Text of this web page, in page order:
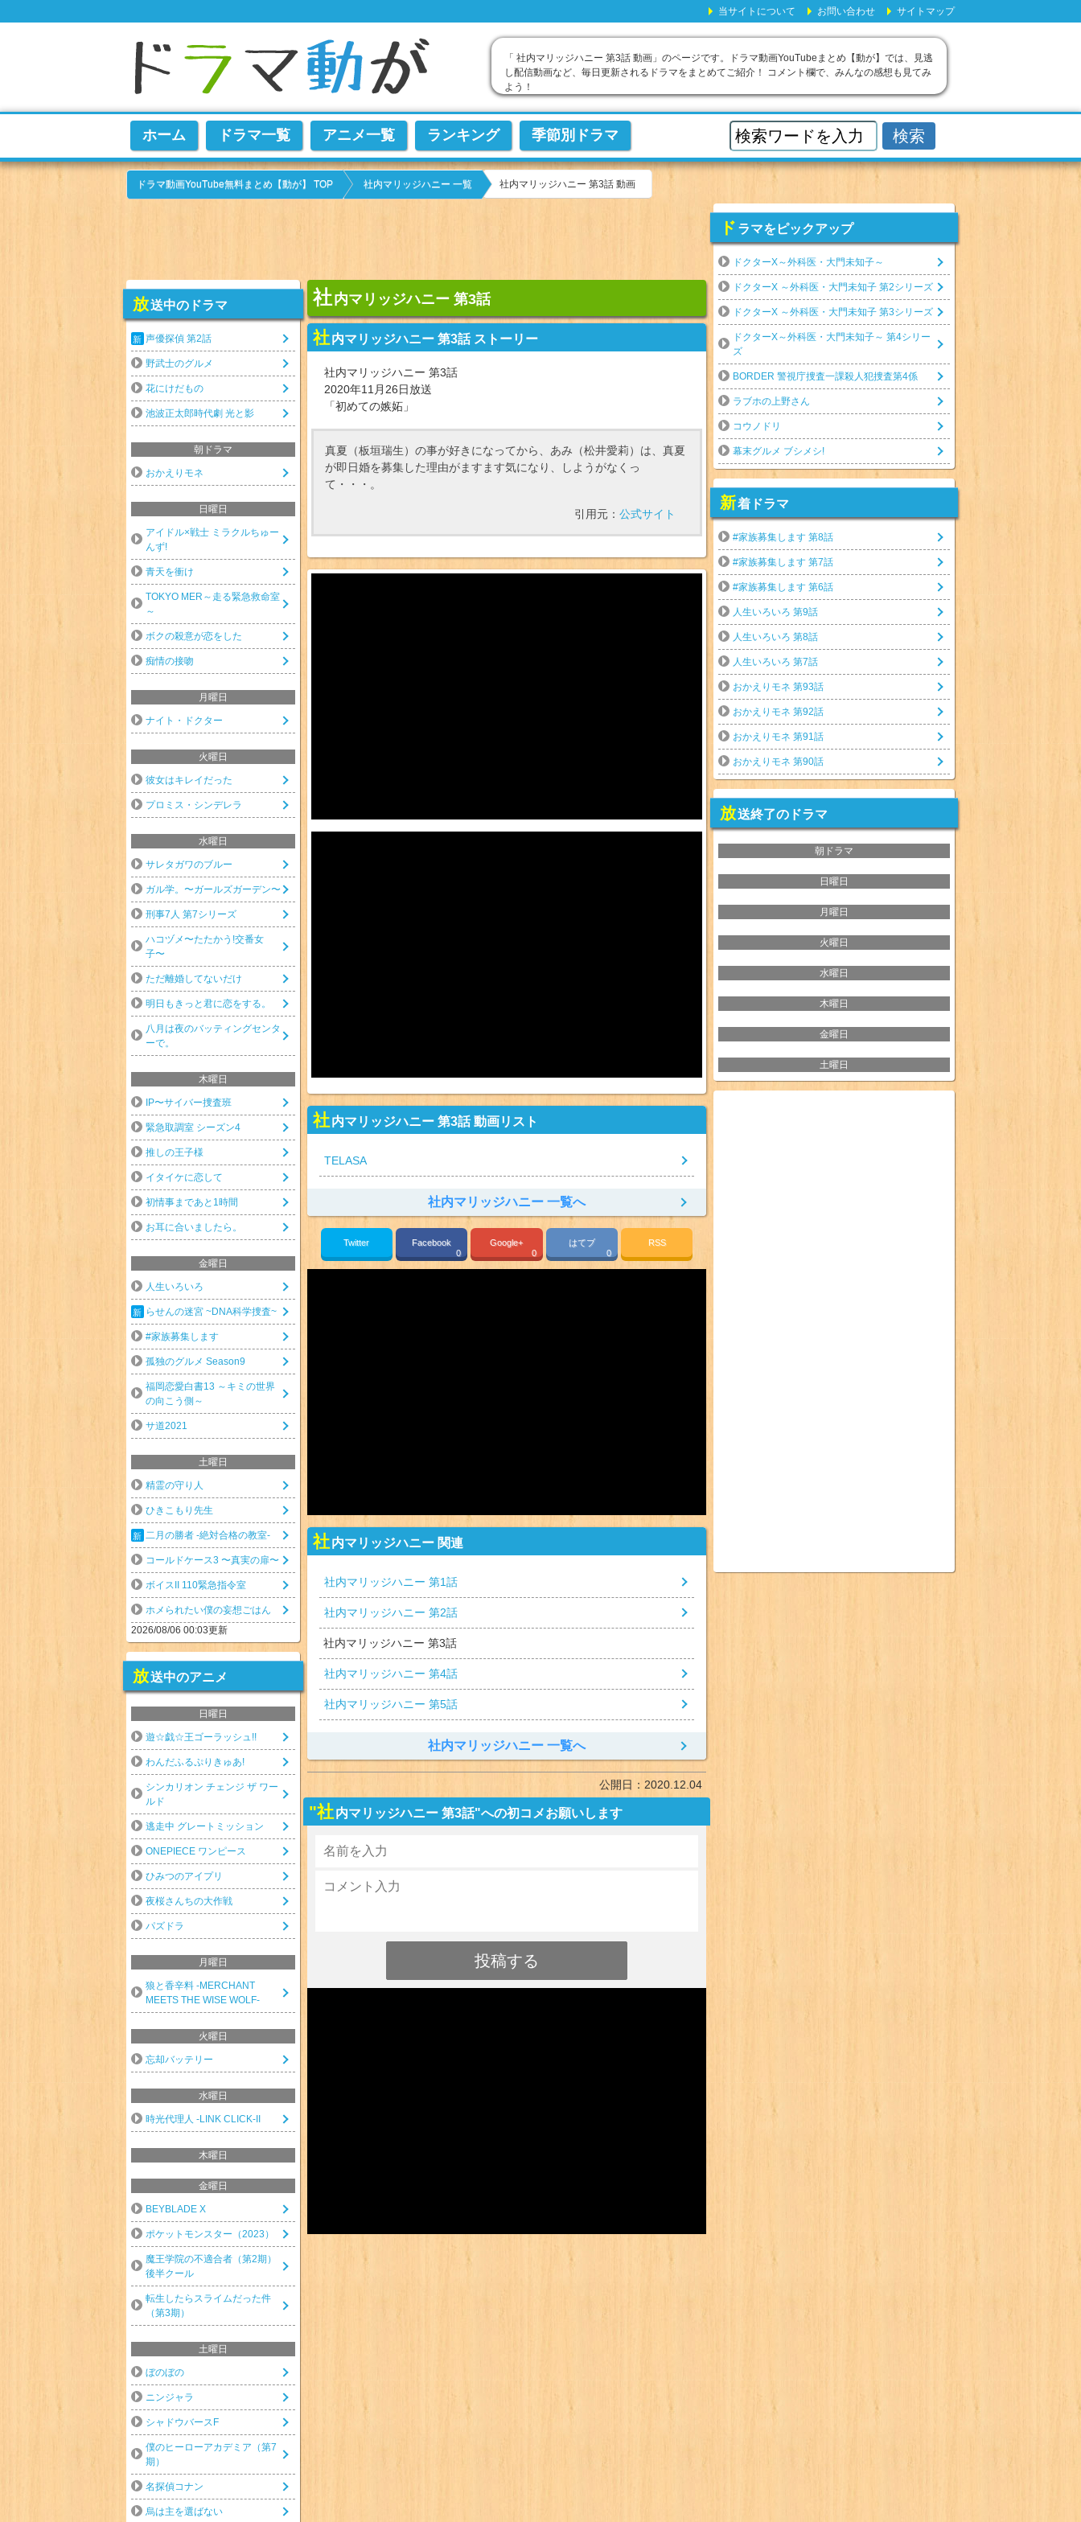
「 社内マリッジハニー 第3話 動画」のページです。ドラマ動画YouTubeまとめ【動が】では、見逃
し配信動画など、毎日更新されるドラマをまとめてご紹介！ コメント欄で、みんなの感想も見てみ
よう！
ホーム ドラマ一覧 アニメ一覧 ランキング 季節別ドラマ
ドラマ動画YouTube無料まとめ【動が】 TOP 社内マリッジハニー 一覧 社内マリッジハニー 第3話 動画
社内マリッジハニー 第3話
社内マリッジハニー 第3話 ストーリー
社内マリッジハニー 第3話
2020年11月26日放送
「初めての嫉妬」
真夏（板垣瑞生）の事が好きになってから、あみ（松井愛莉）は、真夏
が即日婚を募集した理由がますます気になり、しようがなくっ
て・・・。
引用元： 公式サイト
社内マリッジハニー 第3話 動画リスト
TELASA
社内マリッジハニー 一覧へ
Twitter
Facebook
0
Google+
0
はてブ
0
RSS
社内マリッジハニー 関連
社内マリッジハニー 第1話
社内マリッジハニー 第2話
社内マリッジハニー 第3話
社内マリッジハニー 第4話
社内マリッジハニー 第5話
社内マリッジハニー 一覧へ
公開日： 2020.12.04
"社内マリッジハニー 第3話"への初コメお願いします
放送中のドラマ
声優探偵 第2話
野武士のグルメ
花にけだもの
池波正太郎時代劇 光と影
朝ドラマ
おかえりモネ
日曜日
アイドル×戦士 ミラクルちゅー
んず!
青天を衝け
TOKYO MER～走る緊急救命室
～
ボクの殺意が恋をした
痴情の接吻
月曜日
ナイト・ドクター
火曜日
彼女はキレイだった
プロミス・シンデレラ
水曜日
サレタガワのブルー
ガル学。〜ガールズガーデン〜
刑事7人 第7シリーズ
ハコヅメ〜たたかう!交番女
子〜
ただ離婚してないだけ
明日もきっと君に恋をする。
八月は夜のバッティングセンタ
ーで。
木曜日
IP〜サイバー捜査班
緊急取調室 シーズン4
推しの王子様
イタイケに恋して
初情事まであと1時間
お耳に合いましたら。
金曜日
人生いろいろ
らせんの迷宮 ~DNA科学捜査~
#家族募集します
孤独のグルメ Season9
福岡恋愛白書13 ～キミの世界
の向こう側～
サ道2021
土曜日
精霊の守り人
ひきこもり先生
二月の勝者 -絶対合格の教室-
コールドケース3 〜真実の扉〜
ボイスII 110緊急指令室
ホメられたい僕の妄想ごはん
2026/08/06 00:03更新
放送中のアニメ
日曜日
遊☆戯☆王ゴーラッシュ!!
わんだふるぷりきゅあ!
シンカリオン チェンジ ザ ワー
ルド
逃走中 グレートミッション
ONEPIECE ワンピース
ひみつのアイプリ
夜桜さんちの大作戦
パズドラ
月曜日
狼と香辛料 -MERCHANT
MEETS THE WISE WOLF-
火曜日
忘却バッテリー
水曜日
時光代理人 -LINK CLICK-II
木曜日
金曜日
BEYBLADE X
ポケットモンスター（2023）
魔王学院の不適合者（第2期）
後半クール
転生したらスライムだった件
（第3期）
土曜日
ぼのぼの
ニンジャラ
シャドウバースF
僕のヒーローアカデミア（第7
期）
名探偵コナン
烏は主を選ばない
ド ラマをピックアップ
ドクターX～外科医・大門未知子～
ドクターX ～外科医・大門未知子 第2シリーズ
ドクターX ～外科医・大門未知子 第3シリーズ
ドクターX～外科医・大門未知子～ 第4シリー
ズ
BORDER 警視庁捜査一課殺人犯捜査第4係
ラブホの上野さん
コウノドリ
幕末グルメ ブシメシ!
新着ドラマ
#家族募集します 第8話
#家族募集します 第7話
#家族募集します 第6話
人生いろいろ 第9話
人生いろいろ 第8話
人生いろいろ 第7話
おかえりモネ 第93話
おかえりモネ 第92話
おかえりモネ 第91話
おかえりモネ 第90話
放送終了のドラマ
朝ドラマ
日曜日
月曜日
火曜日
水曜日
木曜日
金曜日
土曜日
当サイトについて お問い合わせ サイトマップ